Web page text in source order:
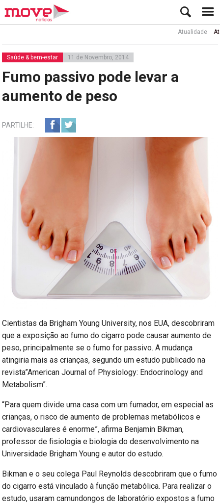
Atualidade Ator
Saúde & bem-estar 11 de Novembro, 2014
Fumo passivo pode levar a
aumento de peso
PARTILHE:
Cientistas da Brigham Young University, nos EUA, descobriram
que a exposição ao fumo do cigarro pode causar aumento de
peso, principalmente se o fumo for passivo. A mudança
atingiria mais as crianças, segundo um estudo publicado na
revista”American Journal of Physiology: Endocrinology and
Metabolism”.
“Para quem divide uma casa com um fumador, em especial as
crianças, o risco de aumento de problemas metabólicos e
cardiovasculares é enorme”, afirma Benjamin Bikman,
professor de fisiologia e biologia do desenvolvimento na
Universidade Brigham Young e autor do estudo.
Bikman e o seu colega Paul Reynolds descobriram que o fumo
do cigarro está vinculado à função metabólica. Para realizar o
estudo, usaram camundongos de laboratório expostos a fumo